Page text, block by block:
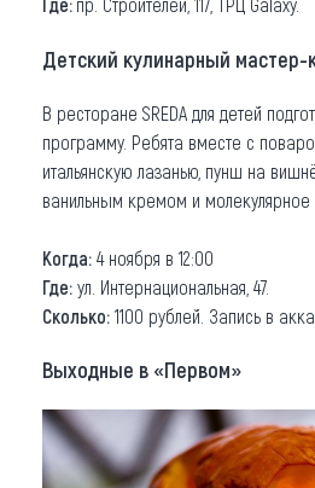
Детский кулинарный мастер-
В ресторане SREDA для детей
программу. Ребята вместе с
итальянскую лазанью, пунш на
ванильным кремом и
Когда: 4 ноября в 12:00
Где: ул. ​​Интернациональная, 47.
Сколько: 1100 рублей. Запись в
Выходные в «Первом»